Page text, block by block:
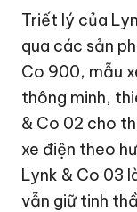
Triết lý của
qua các sản
Co 900, mẫu
thông minh,
& Co 02 cho
xe điện theo
Lynk & Co 03
vẫn giữ tinh